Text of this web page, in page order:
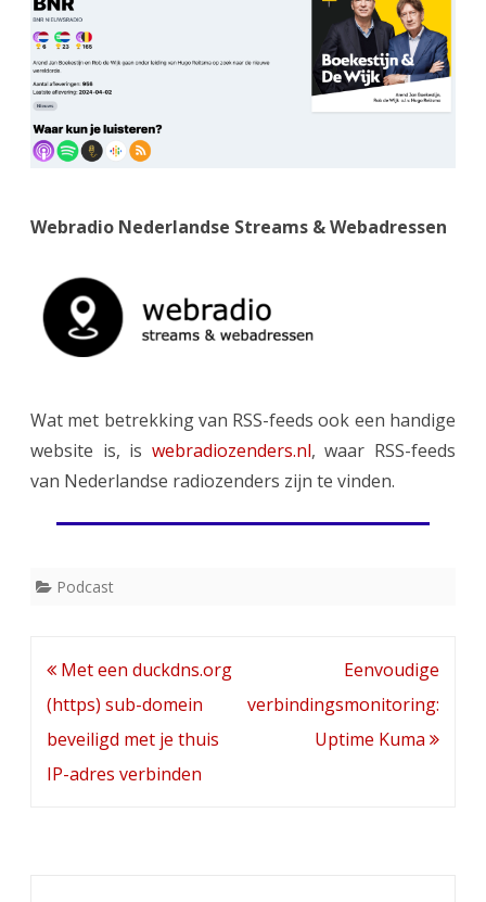
Webradio Nederlandse Streams & Webadressen
Wat met betrekking van RSS-feeds ook een handige
website is, is webradiozenders.nl, waar RSS-feeds
van Nederlandse radiozenders zijn te vinden.
Podcast
Bericht
navigatie
Met een duckdns.org
(https) sub-domein
beveiligd met je thuis
IP-adres verbinden
Eenvoudige
verbindingsmonitoring:
Uptime Kuma